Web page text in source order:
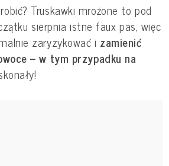
Truskawki mrożone to pod
sierpnia istne faux pas, więc
zaryzykować i zamienić
– w tym przypadku na